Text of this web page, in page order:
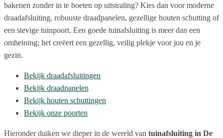
bakenen zonder in te boeten op uitstraling? Kies dan voor moderne
draadafsluiting, robuuste draadpanelen, gezellige houten schutting of
een stevige tuinpoort. Een goede tuinafsluiting is meer dan een
omheining; het creëert een gezellig, veilig plekje voor jou en je
gezin.
Bekijk draadafsluitingen
Bekijk draadpanelen
Bekijk houten schuttingen
Bekijk onze poorten
Hieronder duiken we dieper in de wereld van tuinafsluiting in De